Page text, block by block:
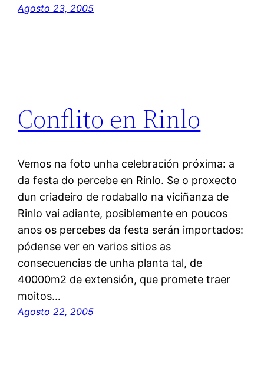
Agosto 23, 2005
Conflito en Rinlo
Vemos na foto unha celebración próxima: a
da festa do percebe en Rinlo. Se o proxecto
dun criadeiro de rodaballo na viciñanza de
Rinlo vai adiante, posiblemente en poucos
anos os percebes da festa serán importados:
pódense ver en varios sitios as
consecuencias de unha planta tal, de
40000m2 de extensión, que promete traer
moitos…
Agosto 22, 2005